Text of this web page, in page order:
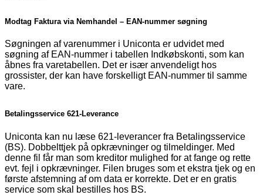
Modtag Faktura via Nemhandel – EAN-nummer søgning
Søgningen af varenummer i Uniconta er udvidet med
søgning af EAN-nummer i tabellen Indkøbskonti, som kan
åbnes fra varetabellen. Det er især anvendeligt hos
grossister, der kan have forskelligt EAN-nummer til samme
vare.
Betalingsservice 621-Leverance
Uniconta kan nu læse 621-leverancer fra Betalingsservice
(BS). Dobbelttjek på opkrævninger og tilmeldinger. Med
denne fil får man som kreditor mulighed for at fange og rette
evt. fejl i opkrævninger. Filen bruges som et ekstra tjek og en
første afstemning af om data er korrekte. Det er en gratis
service som skal bestilles hos BS.